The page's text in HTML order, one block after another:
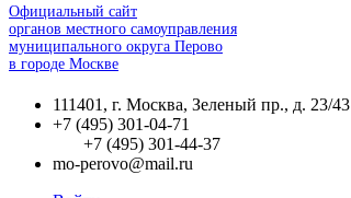
Официальный сайт
органов местного самоуправления
муниципального округа Перово
в городе Москве
111401, г. Москва, Зеленый пр., д. 23/43
+7 (495) 301-04-71
+7 (495) 301-44-37
mo-perovo@mail.ru